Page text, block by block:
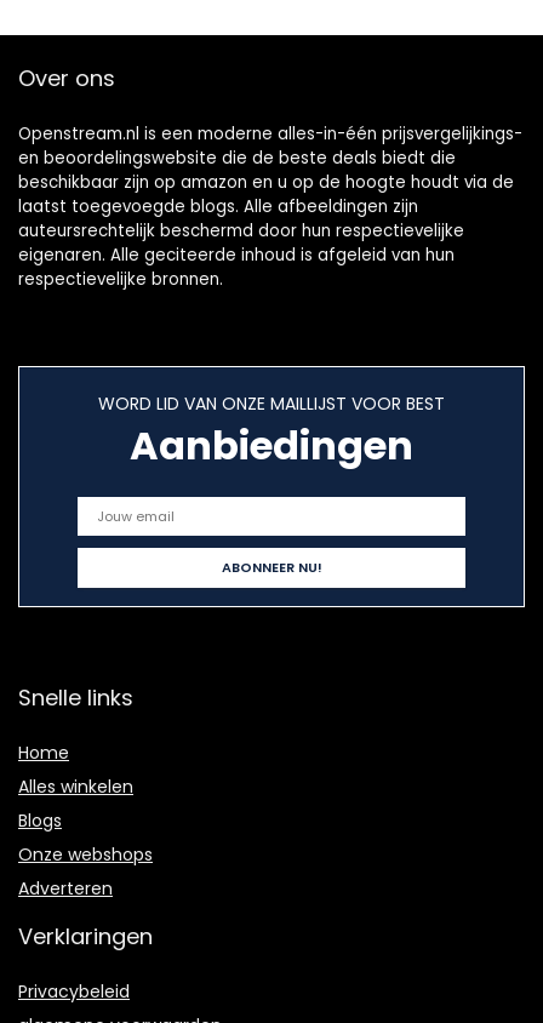
Over ons
Openstream.nl is een moderne alles-in-één prijsvergelijkings-
en beoordelingswebsite die de beste deals biedt die
beschikbaar zijn op amazon en u op de hoogte houdt via de
laatst toegevoegde blogs. Alle afbeeldingen zijn
auteursrechtelijk beschermd door hun respectievelijke
eigenaren. Alle geciteerde inhoud is afgeleid van hun
respectievelijke bronnen.
WORD LID VAN ONZE MAILLIJST VOOR BEST
Aanbiedingen
Snelle links
Home
Alles winkelen
Blogs
Onze webshops
Adverteren
Verklaringen
Privacybeleid